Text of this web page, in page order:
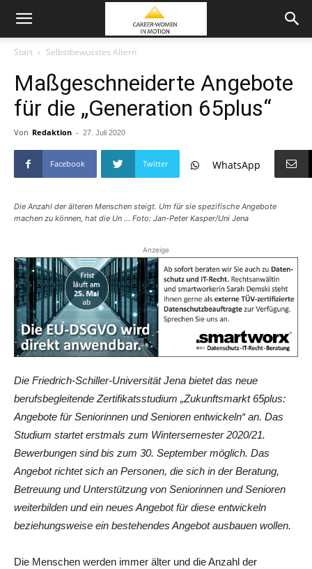
Start Selbstbewusstes Altern
Maßgeschneiderte Angebote
für die „Generation 65plus“
Von Redaktion - 27. Juli 2020
Facebook Twitter WhatsApp
Die Anzahl der älteren Menschen steigt. Um für sie spezifische Angebote
machen zu können, hat die Un ... Foto: Jan-Peter Kasper/Uni Jena
Anzeige
Die Friedrich-Schiller-Universität Jena bietet das neue
berufsbegleitende Zertifikatsstudium „Zukunftsmarkt 65plus:
Angebote für Seniorinnen und Senioren entwickeln“ an. Das
Studium startet erstmals zum Wintersemester 2020/21.
Bewerbungen sind bis zum 30. September möglich. Das
Angebot richtet sich an Personen, die sich in der Beratung,
Betreuung und Unterstützung von Seniorinnen und Senioren
weiterbilden und ein neues Angebot für diese entwickeln
beziehungsweise ein bestehendes Angebot ausbauen wollen.
Die Menschen werden immer älter und die Anzahl der